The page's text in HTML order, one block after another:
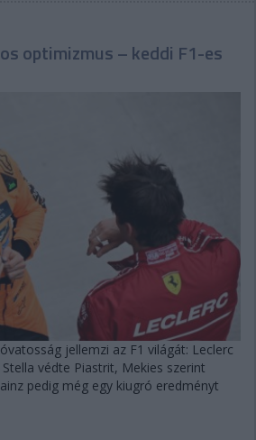
optimizmus – keddi F1-es
jellemzi az F1 világát: Leclerc
védte Piastrit, Mekies szerint
pedig még egy kiugró eredményt